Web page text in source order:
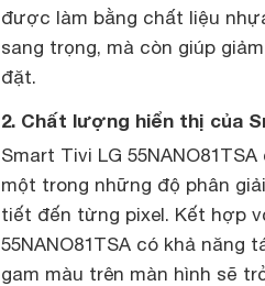
được làm bằng chất liệu
sang trọng, mà còn giúp
đặt.
2. Chất lượng hiển thị của
Smart Tivi LG
một trong những độ phân
tiết đến từng pixel. Kết hợp
55NANO81TSA có khả
gam màu trên màn hình sẽ